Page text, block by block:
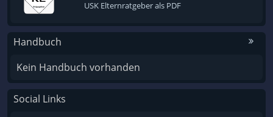
USK Elternratgeber als PDF
Handbuch
Kein Handbuch vorhanden
Social Links